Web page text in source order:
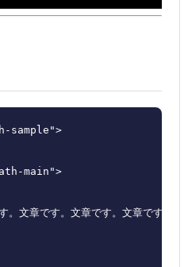
sample">
main">
文章です。文章です。文章です。